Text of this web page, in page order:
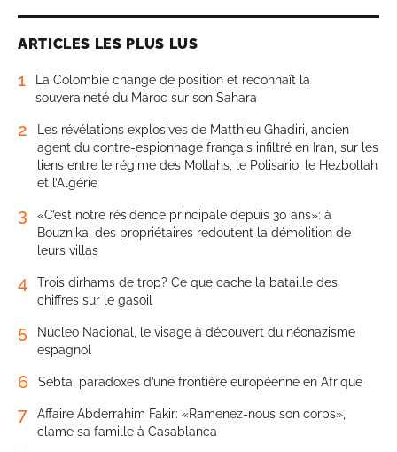
ARTICLES LES PLUS LUS
1
La Colombie change de position et reconnaît la
souveraineté du Maroc sur son Sahara
2
Les révélations explosives de Matthieu Ghadiri, ancien
agent du contre-espionnage français infiltré en Iran, sur les
liens entre le régime des Mollahs, le Polisario, le Hezbollah
et l’Algérie
3
«C’est notre résidence principale depuis 30 ans»: à
Bouznika, des propriétaires redoutent la démolition de
leurs villas
4
Trois dirhams de trop? Ce que cache la bataille des
chiffres sur le gasoil
5
Núcleo Nacional, le visage à découvert du néonazisme
espagnol
6 Sebta, paradoxes d’une frontière européenne en Afrique
7
Affaire Abderrahim Fakir: «Ramenez-nous son corps»,
clame sa famille à Casablanca